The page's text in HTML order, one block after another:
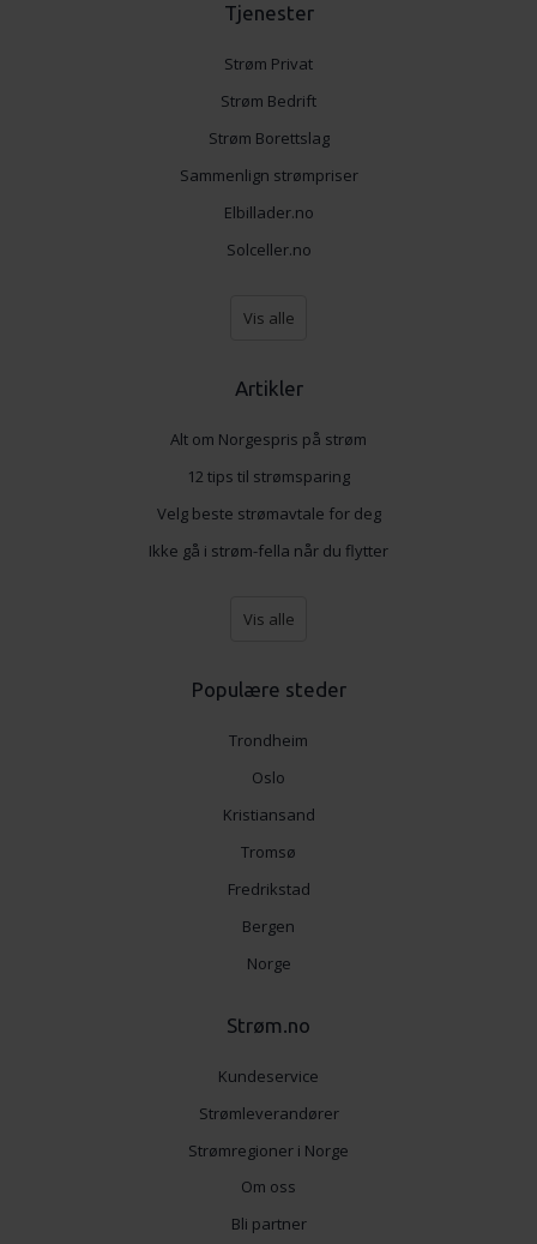
Tjenester
Strøm Privat
Strøm Bedrift
Strøm Borettslag
Sammenlign strømpriser
Elbillader.no
Solceller.no
Vis alle
Artikler
Alt om Norgespris på strøm
12 tips til strømsparing
Velg beste strømavtale for deg
Ikke gå i strøm-fella når du flytter
Vis alle
Populære steder
Trondheim
Oslo
Kristiansand
Tromsø
Fredrikstad
Bergen
Norge
Strøm.no
Kundeservice
Strømleverandører
Strømregioner i Norge
Om oss
Bli partner